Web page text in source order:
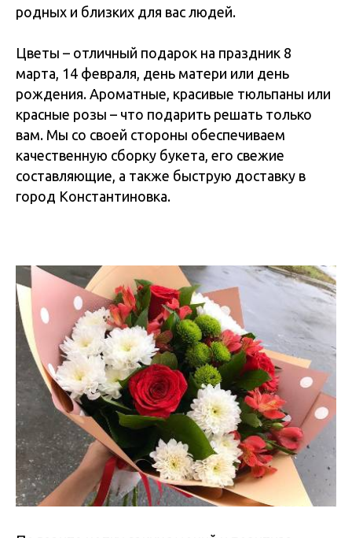
родных и близких для вас людей.
Цветы – отличный подарок на праздник 8
марта, 14 февраля, день матери или день
рождения. Ароматные, красивые тюльпаны или
красные розы – что подарить решать только
вам. Мы со своей стороны обеспечиваем
качественную сборку букета, его свежие
составляющие, а также быструю доставку в
город Константиновка.